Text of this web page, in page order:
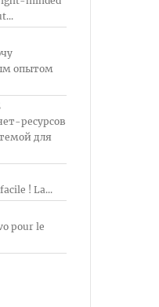
опытом
ресурсов
для
! La...
pour le